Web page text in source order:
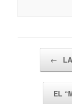
←
EL